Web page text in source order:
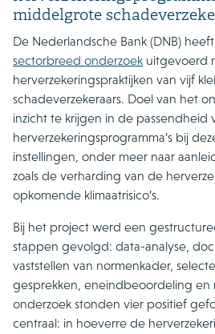
middelgrote
De Nederlandsche Bank (DNB)
sectorbreed onderzoek uitgevoerd
herverzekeringspraktijken van vijf
schadeverzekeraars. Doel van het
inzicht te krijgen in de passendheid
herverzekeringsprogramma’s bij
instellingen, onder meer naar
zoals de verharding van de
opkomende klimaatrisico’s.
Bij het project werd een
stappen gevolgd: data-analyse,
vaststellen van normenkader,
gesprekken, eneindbeoordeling
onderzoek stonden vier positief
centraal: in hoeverre de